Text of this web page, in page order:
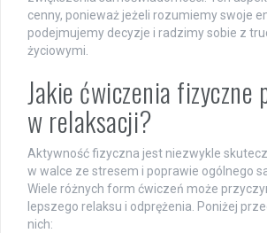
cenny, ponieważ jeżeli rozumiemy swoje
podejmujemy decyzje i radzimy sobie z
życiowymi.
Jakie ćwiczenia fizyczne
w relaksacji?
Aktywność fizyczna jest niezwykle
w walce ze stresem i poprawie ogólnego
Wiele różnych form ćwiczeń może
lepszego relaksu i odprężenia. Poniżej
nich: